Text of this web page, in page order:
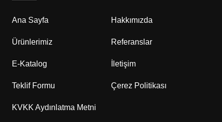
Ana Sayfa Hakkımızda
Ürünlerimiz Referanslar
E-Katalog İletişim
Teklif Formu Çerez Politikası
KVKK Aydınlatma Metni